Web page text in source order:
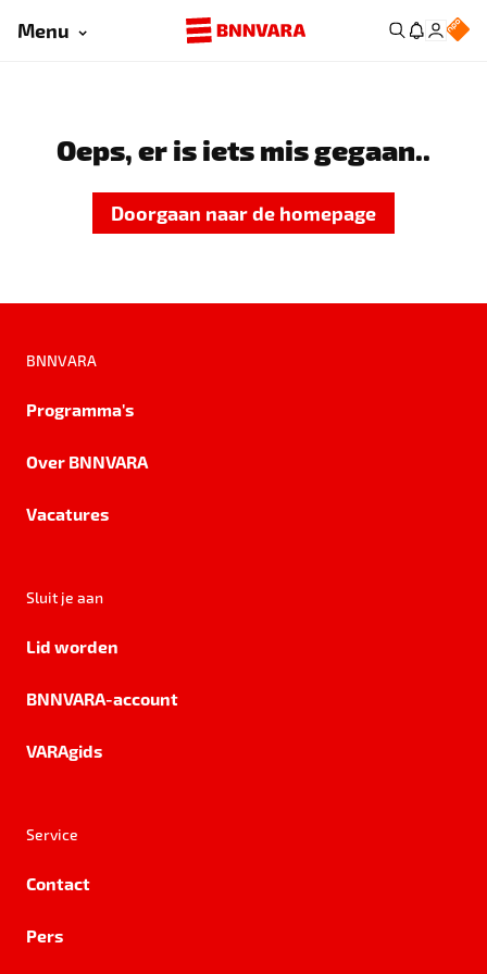
Menu
Oeps, er is iets mis gegaan..
Doorgaan naar de homepage
BNNVARA
Programma's
Over BNNVARA
Vacatures
Sluit je aan
Lid worden
BNNVARA-account
VARAgids
Service
Contact
Pers